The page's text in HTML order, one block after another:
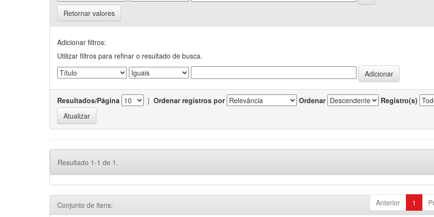
Retornar valores
Adicionar filtros:
Utilizar filtros para refinar o resultado de busca.
Resultados/Página | Ordenar registros por Ordenar Registro(s)
Resultado 1-1 de 1.
Anterior 1
Conjunto de itens: